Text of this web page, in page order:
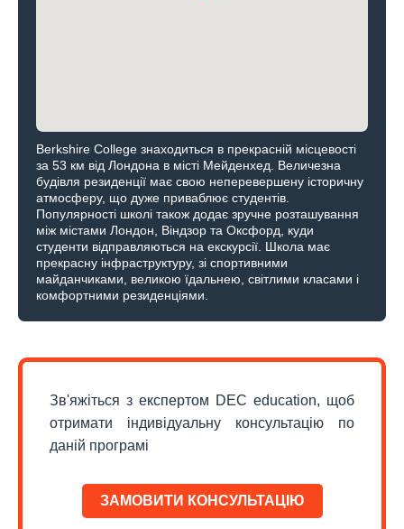
Berkshire College знаходиться в прекрасній місцевості
за 53 км від Лондона в місті Мейденхед. Величезна
будівля резиденції має свою неперевершену історичну
атмосферу, що дуже приваблює студентів.
Популярності школі також додає зручне розташування
між містами Лондон, Віндзор та Оксфорд, куди
студенти відправляються на екскурсії. Школа має
прекрасну інфраструктуру, зі спортивними
майданчиками, великою їдальнею, світлими класами і
комфортними резиденціями.
Зв'яжіться з експертом DEC education, щоб
отримати індивідуальну консультацію по
даній програмі
ЗАМОВИТИ КОНСУЛЬТАЦІЮ